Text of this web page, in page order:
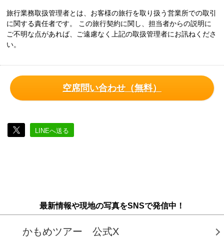
旅行業務取扱管理者とは、お客様の旅行を取り扱う営業所での取引
に関する責任者です。 この旅行契約に関し、担当者からの説明に
ご不明な点があれば、ご遠慮なく上記の取扱管理者にお訊ねくださ
い。
空席問い合わせ（無料）
LINEへ送る
最新情報や現地の写真をSNSで発信中！
かもめツアー 公式X